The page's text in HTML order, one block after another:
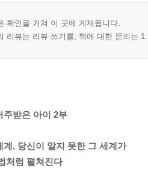
확인을 거쳐 이 곳에 게재됩니다.
리뷰는 리뷰 쓰기를, 책에 대한 문의는
주받은 아이 2부
계, 당신이 알지 못한 그 세계가
처럼 펼쳐진다